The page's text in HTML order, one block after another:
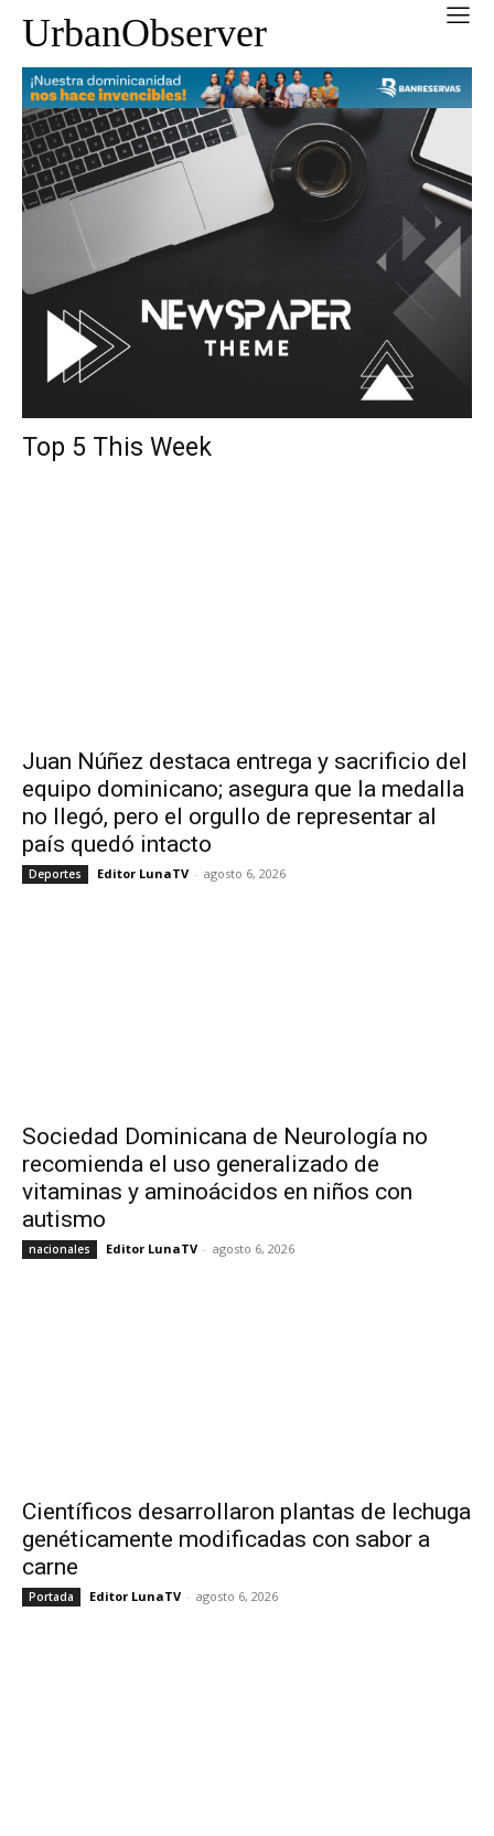
UrbanObserver
Top 5 This Week
Juan Núñez destaca entrega y sacrificio del
equipo dominicano; asegura que la medalla
no llegó, pero el orgullo de representar al
país quedó intacto
Deportes Editor LunaTV - agosto 6, 2026
Sociedad Dominicana de Neurología no
recomienda el uso generalizado de
vitaminas y aminoácidos en niños con
autismo
nacionales Editor LunaTV - agosto 6, 2026
Científicos desarrollaron plantas de lechuga
genéticamente modificadas con sabor a
carne
Portada Editor LunaTV - agosto 6, 2026